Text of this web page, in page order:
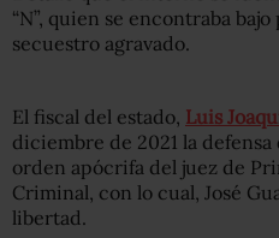
“N”, quien se encontraba
secuestro agravado.
El fiscal del estado, Luis
diciembre de 2021 la
orden apócrifa del juez de
Criminal, con lo cual, José
libertad.